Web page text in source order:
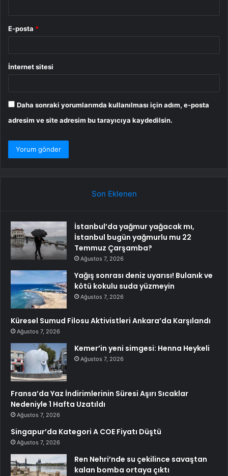
E-posta *
İnternet sitesi
Daha sonraki yorumlarımda kullanılması için adım, e-posta
adresim ve site adresim bu tarayıcıya kaydedilsin.
Son Eklenen
İstanbul’da yağmur yağacak mı,
İstanbul bugün yağmurlu mu 22
Temmuz Çarşamba?
Ağustos 7, 2026
Yağış sonrası deniz uyarısı! Bulanık ve
kötü kokulu suda yüzmeyin
Ağustos 7, 2026
Küresel Sumud Filosu Aktivistleri Ankara’da Karşılandı
Ağustos 7, 2026
Kemer’in yeni simgesi: Henna Heykeli
Ağustos 7, 2026
Fransa’da Yaz İndirimlerinin Süresi Aşırı Sıcaklar
Nedeniyle 1 Hafta Uzatıldı
Ağustos 7, 2026
Singapur’da Kategori A COE Fiyatı Düştü
Ağustos 7, 2026
Ren Nehri’nde su çekilince savaştan
kalan bomba ortaya çıktı